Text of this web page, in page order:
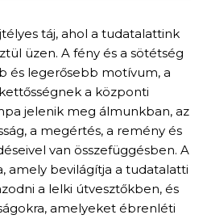
táj, ahol a tudatalattink
üzen. A fény és a sötétség
és legerősebb motívum, a
a központi
jelenik meg álmunkban, az
a megértés, a remény és
van összefüggésben. A
amely bevilágítja a tudatalatti
a lelki útvesztőkben, és
amelyeket ébrenléti